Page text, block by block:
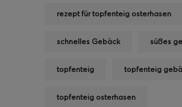
rezept für topfenteig osterhasen
schnelles Gebäck süßes
topfenteig topfenteig
topfenteig osterhasen